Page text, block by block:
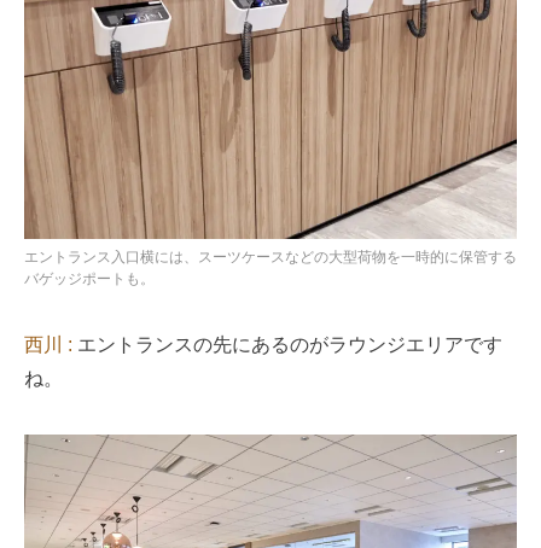
エントランス入口横には、スーツケースなどの大型荷物を一時的に保管する
バゲッジポートも。
西川 : エントランスの先にあるのがラウンジエリアです
ね。